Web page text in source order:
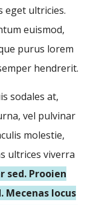
eget ultricies.
euismod,
purus lorem
hendrerit.
sodales at,
vel pulvinar
molestie,
ultrices viverra
sed. Prooien
locus